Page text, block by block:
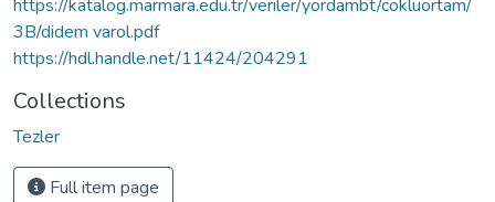
https://katalog.marmara.edu.tr/veriler/yordambt/cokluortam/
3B/didem varol.pdf
https://hdl.handle.net/11424/204291
Collections
Tezler
Full item page